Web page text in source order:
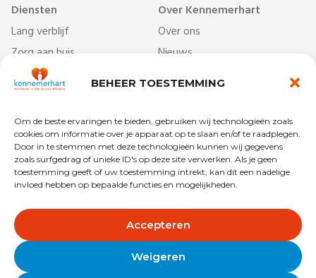
BEHEER TOESTEMMING
Om de beste ervaringen te bieden, gebruiken wij technologieën zoals
cookies om informatie over je apparaat op te slaan en/of te raadplegen.
Door in te stemmen met deze technologieën kunnen wij gegevens
zoals surfgedrag of unieke ID's op deze site verwerken. Als je geen
toestemming geeft of uw toestemming intrekt, kan dit een nadelige
invloed hebben op bepaalde functies en mogelijkheden.
Accepteren
Weigeren
Diensten
Lang verblijf
Zorg aan huis
Dag- & ontmoetingscentra
Behandelcentrum
Revalidatie
Kort verblijf
Over Kennemerhart
Over ons
Nieuws
Werken bij
Begrippenlijst
Vrijwilligers
Copyright © 2025 Kennemerhart
Algemene voorwaarden